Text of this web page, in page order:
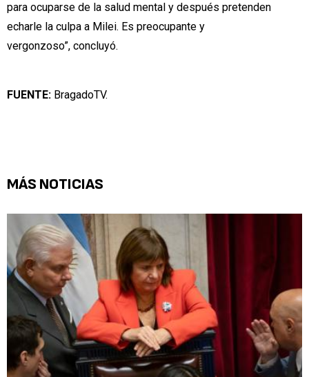
para ocuparse de la salud mental y después pretenden
echarle la culpa a Milei. Es preocupante y
vergonzoso”, concluyó.
FUENTE: BragadoTV.
MÁS NOTICIAS